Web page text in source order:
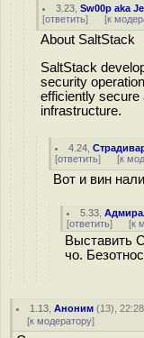
3.23 ,Sw00p aka
[ответить] [к
About SaltStack
SaltStack
security
efficiently secure
infrastructure.
4.24 ,
[ответить] [к
Вот и вин
5.33 ,
[ответить] [к
Выставить
чо.
1.13 ,Аноним (13),
[к модератору]